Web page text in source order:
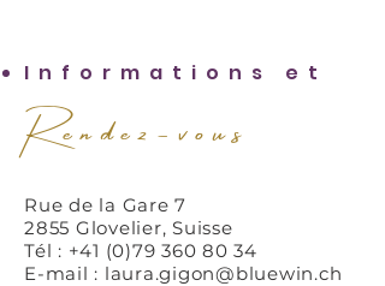
Informations et
Rendez-vous
Rue de la Gare 7
2855 Glovelier, Suisse
Tél : +41 (0)79 360 80 34
E-mail : laura.gigon@bluewin.ch